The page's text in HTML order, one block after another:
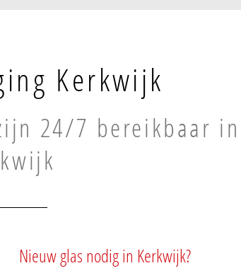
Kerkwijk
24/7 bereikbaar in
Nieuw glas nodig in Kerkwijk?